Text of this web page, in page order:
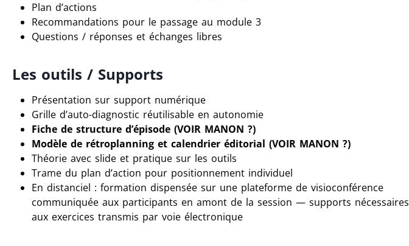
Plan d’actions
Recommandations pour le passage au module 3
Questions / réponses et échanges libres
Les outils / Supports
Présentation sur support numérique
Grille d’auto-diagnostic réutilisable en autonomie
Fiche de structure d’épisode (VOIR MANON ?)
Modèle de rétroplanning et calendrier éditorial (VOIR MANON ?)
Théorie avec slide et pratique sur les outils
Trame du plan d’action pour positionnement individuel
En distanciel : formation dispensée sur une plateforme de visioconférence
communiquée aux participants en amont de la session — supports nécessaires
aux exercices transmis par voie électronique